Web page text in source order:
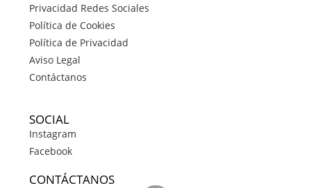
Privacidad Redes Sociales
Política de Cookies
Política de Privacidad
Aviso Legal
Contáctanos
SOCIAL
Instagram
Facebook
CONTÁCTANOS